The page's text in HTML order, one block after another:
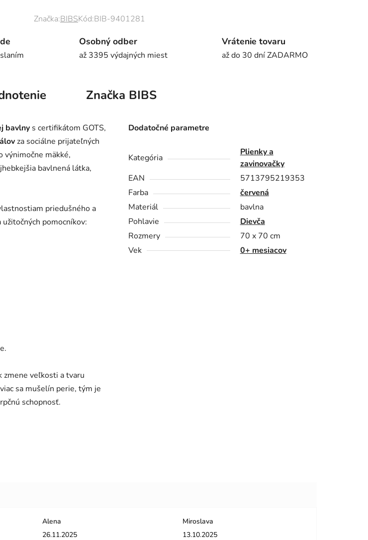
Značka:BIBSKód:BIB-9401281
Osobný odber
až 3395 výdajných miest
Vrátenie tovaru
až do 30 dní ZADARMO
Značka BIBS
bavlny s certifikátom GOTS,
za sociálne prijateľných
výnimočne mäkké,
bavlnená látka,
priedušného a
pomocníkov:
zmene veľkosti a tvaru
sa mušelín perie, tým je
schopnosť.
Dodatočné parametre
Kategória
Plienky a
zavinovačky
EAN
5713795219353
Farba
červená
Materiál
bavlna
Pohlavie
Dievča
Rozmery
70 x 70 cm
Vek
0+ mesiacov
Alena
Hodnotenie obchodu je 5 z 5 hviezdičiek.
26.11.2025
Miroslava
Hodnotenie obchodu je 5 z 5 hviezdičiek.
13.10.2025